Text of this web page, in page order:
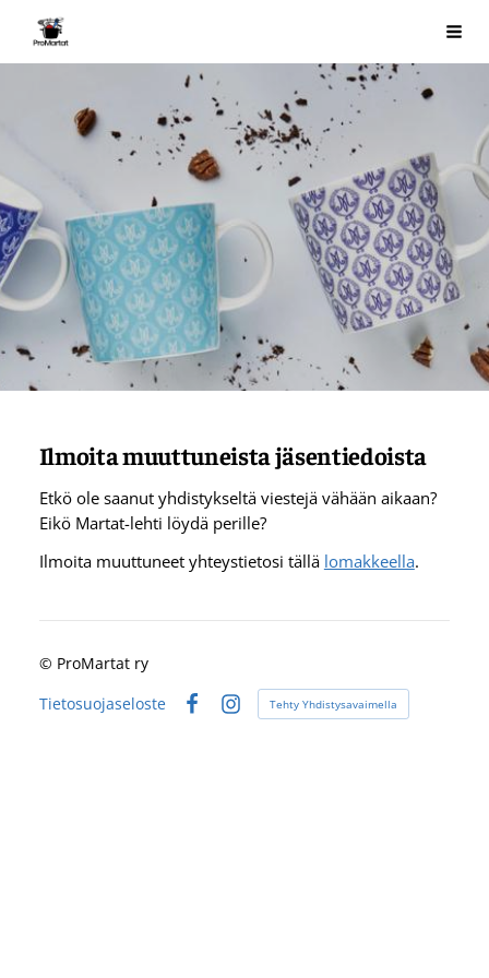
Siirry
sivun
ProMartat ry
Ilmoita muuttuneista jäsentiedoista
Etkö ole saanut yhdistykseltä viestejä vähään aikaan?
Eikö Martat-lehti löydä perille?
Ilmoita muuttuneet yhteystietosi tällä lomakkeella.
© ProMartat ry
Tietosuojaseloste
FacebookInstagram
Tehty Yhdistysavaimella